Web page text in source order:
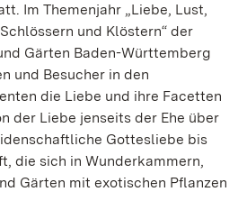
Im Themenjahr „Liebe, Lust,
und Klöstern“ der
Gärten Baden-Württemberg
und Besucher in den
die Liebe und ihre Facetten
der Liebe jenseits der Ehe über
Gottesliebe bis
die sich in Wunderkammern,
Gärten mit exotischen Pflanzen